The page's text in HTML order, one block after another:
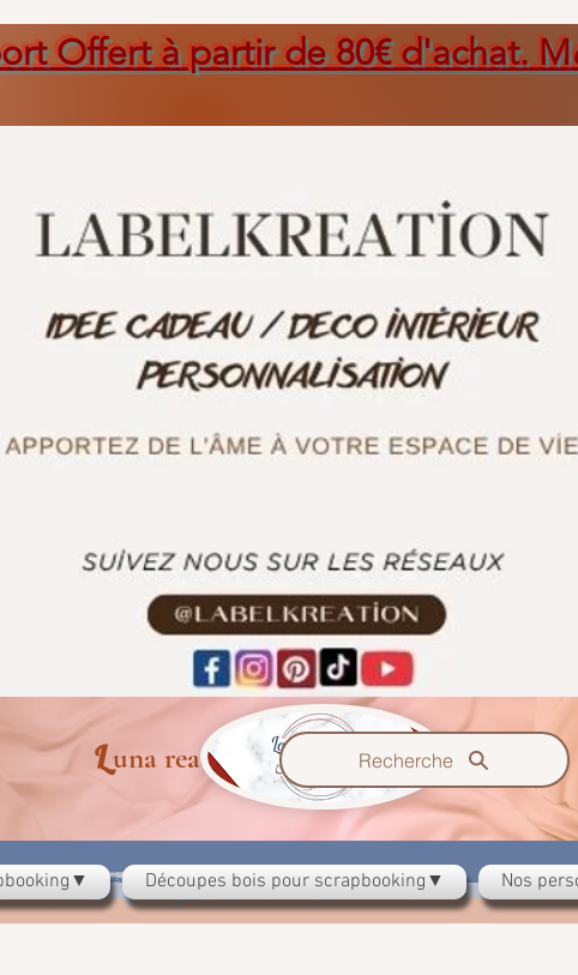
Offert à partir de 80€ d'achat. M
Découpes bois pour scrapbooking▼ Nos
Luna reaciónBel Recherche